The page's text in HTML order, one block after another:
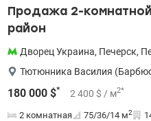
Продажа 2-
район
Дворец Украина, Печерск,
Тютюнника Василия
180 000 $* 2 400 $ / м2*
2 комнатная 75/36/14 м2